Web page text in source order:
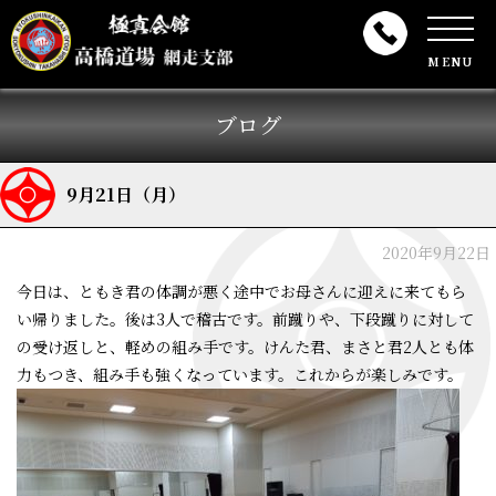
MENU
ブログ
9月21日（月）
2020年9月22日
今日は、ともき君の体調が悪く途中でお母さんに迎えに来てもら
い帰りました。後は3人で稽古です。前蹴りや、下段蹴りに対して
の受け返しと、軽めの組み手です。けんた君、まさと君2人とも体
力もつき、組み手も強くなっています。これからが楽しみです。